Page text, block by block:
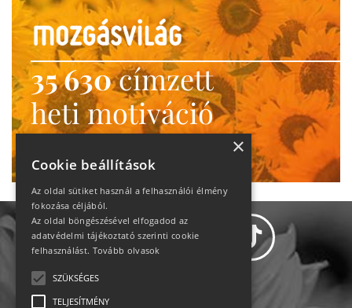
35 630címzett
heti motiváció
Ne maradj le!
×
Cookie beállítások
Az oldal sütiket használ a felhasználói élmény
fokozása céljából.
Az oldal böngészésével elfogadod az
adatvédelmi tájékoztató szerinti cookie
felhasználást. Tovább olvasok
SZÜKSÉGES
TELJESÍTMÉNY